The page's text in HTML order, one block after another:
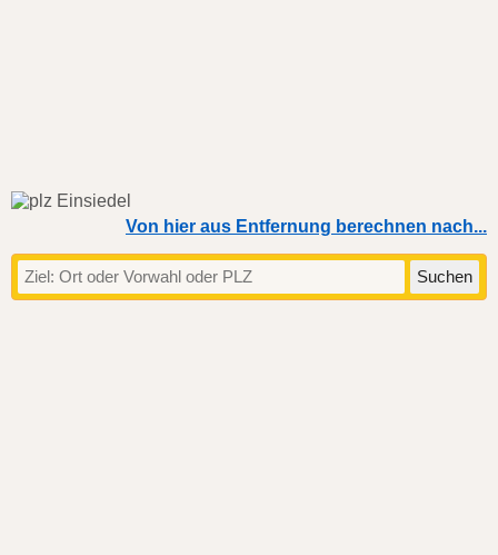
Von hier aus Entfernung berechnen nach...